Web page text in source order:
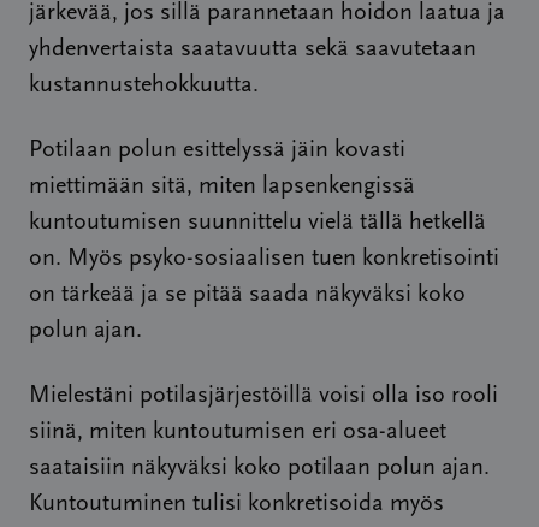
järkevää, jos sillä parannetaan hoidon laatua ja
yhdenvertaista saatavuutta sekä saavutetaan
kustannustehokkuutta.
Potilaan polun esittelyssä jäin kovasti
miettimään sitä, miten lapsenkengissä
kuntoutumisen suunnittelu vielä tällä hetkellä
on. Myös psyko-sosiaalisen tuen konkretisointi
on tärkeää ja se pitää saada näkyväksi koko
polun ajan.
Mielestäni potilasjärjestöillä voisi olla iso rooli
siinä, miten kuntoutumisen eri osa-alueet
saataisiin näkyväksi koko potilaan polun ajan.
Kuntoutuminen tulisi konkretisoida myös